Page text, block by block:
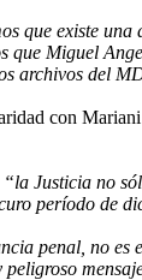
que existe
que Miguel
archivos del
con
“la Justicia no
período de
penal, no es